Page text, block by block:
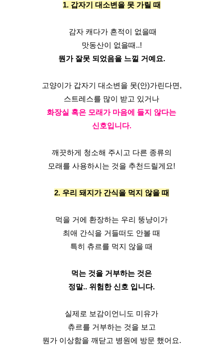
1. 갑자기 대소변을 못 가릴 때
감자 캐다가 흔적이 없을때
맛동산이 없을때..!
뭔가 잘못 되었음을 느낄 거예요.
고양이가 갑자기 대소변을 못(안)가린다면,
스트레스를 많이 받고 있거나
화장실 혹은 모래가 마음에 들지 않다는
신호입니다.
깨끗하게 청소해 주시고 다른 종류의
모래를 사용하시는 것을 추천드릴게요!
2. 우리 돼지가 간식을 먹지 않을 때
먹을 거에 환장하는 우리 뚱냥이가
최애 간식을 거들떠도 안볼 때
특히 츄르를 먹지 않을 때
먹는 것을 거부하는 것은
정말.. 위험한 신호 입니다.
실제로 보감이언니도 미유가
츄르를 거부하는 것을 보고
뭔가 이상함을 깨닫고 병원에 방문 했어요.